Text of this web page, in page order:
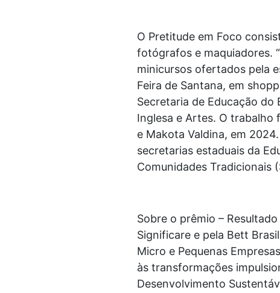
O Pretitude em Foco
fotógrafos e maquiadores.
minicursos ofertados pela
Feira de Santana, em
Secretaria de Educação do
Inglesa e Artes. O trabalho
e Makota Valdina, em
secretarias estaduais da
Comunidades Tradicionais
Sobre o prêmio –
Significare e pela Bett
Micro e Pequenas
às transformações
Desenvolvimento